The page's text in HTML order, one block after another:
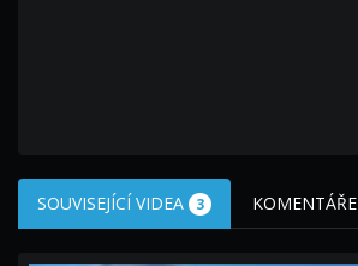
SOUVISEJÍCÍ VIDEA 3 KOMENTÁŘE